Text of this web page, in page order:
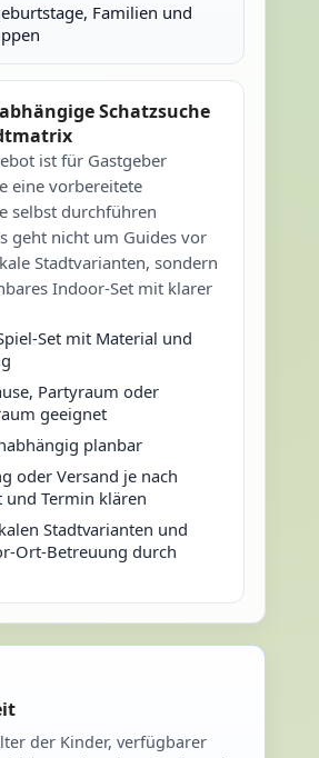
Familien und
Schatzsuche
ist für Gastgeber
eine vorbereitete
selbst durchführen
geht nicht um Guides vor
Stadtvarianten, sondern
Indoor-Set mit klarer
Set mit Material und
Partyraum oder
geeignet
planbar
oder Versand je nach
und Termin klären
Stadtvarianten und
Ort-Betreuung durch
der Kinder, verfügbarer